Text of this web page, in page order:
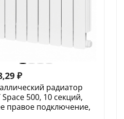
₽
радиатор
Space 500, 10 секций,
правое подключение,